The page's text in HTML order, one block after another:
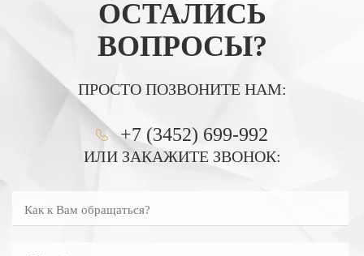
ОСТАЛИСЬ
ВОПРОСЫ?
ПРОСТО ПОЗВОНИТЕ НАМ:
+7 (3452) 699-992
ИЛИ ЗАКАЖИТЕ ЗВОНОК: